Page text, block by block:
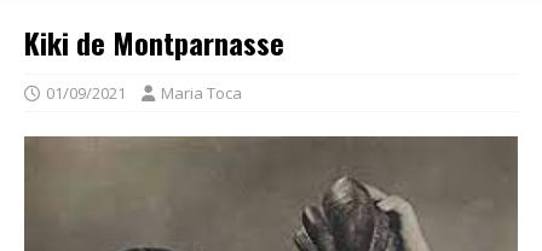
Kiki de Montparnasse
01/09/2021 Maria Toca